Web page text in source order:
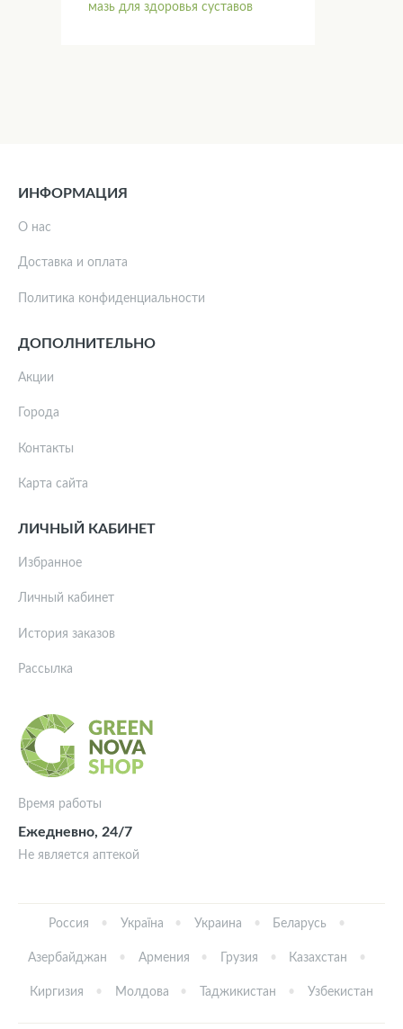
мазь для здоровья суставов
Время работы
Ежедневно, 24/7
Не является аптекой
ИНФОРМАЦИЯ
О нас
Доставка и оплата
Политика конфиденциальности
ДОПОЛНИТЕЛЬНО
Акции
Города
Контакты
Карта сайта
ЛИЧНЫЙ КАБИНЕТ
Избранное
Личный кабинет
История заказов
Рассылка
Россия Україна Украина Беларусь
Азербайджан Армения Грузия Казахстан
Киргизия Молдова Таджикистан Узбекистан